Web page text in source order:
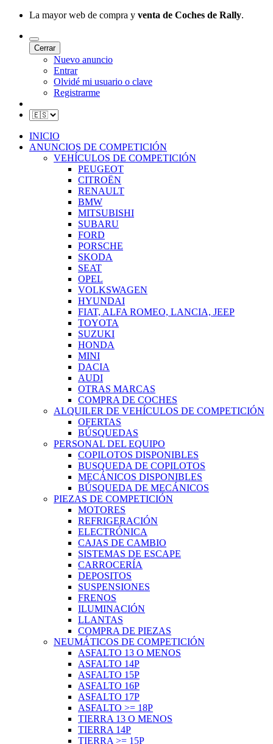
La mayor web de compra y venta de Coches de Rally.
Cerrar
Nuevo anuncio
Entrar
Olvidé mi usuario o clave
Registrarme
INICIO
ANUNCIOS DE COMPETICIÓN
VEHÍCULOS DE COMPETICIÓN
PEUGEOT
CITROËN
RENAULT
BMW
MITSUBISHI
SUBARU
FORD
PORSCHE
SKODA
SEAT
OPEL
VOLKSWAGEN
HYUNDAI
FIAT, ALFA ROMEO, LANCIA, JEEP
TOYOTA
SUZUKI
HONDA
MINI
DACIA
AUDI
OTRAS MARCAS
COMPRA DE COCHES
ALQUILER DE VEHÍCULOS DE COMPETICIÓN
OFERTAS
BÚSQUEDAS
PERSONAL DEL EQUIPO
COPILOTOS DISPONIBLES
BUSQUEDA DE COPILOTOS
MECÁNICOS DISPONIBLES
BÚSQUEDA DE MECÁNICOS
PIEZAS DE COMPETICIÓN
MOTORES
REFRIGERACIÓN
ELECTRÓNICA
CAJAS DE CAMBIO
SISTEMAS DE ESCAPE
CARROCERÍA
DEPOSITOS
SUSPENSIONES
FRENOS
ILUMINACIÓN
LLANTAS
COMPRA DE PIEZAS
NEUMÁTICOS DE COMPETICIÓN
ASFALTO 13 O MENOS
ASFALTO 14P
ASFALTO 15P
ASFALTO 16P
ASFALTO 17P
ASFALTO >= 18P
TIERRA 13 O MENOS
TIERRA 14P
TIERRA >= 15P